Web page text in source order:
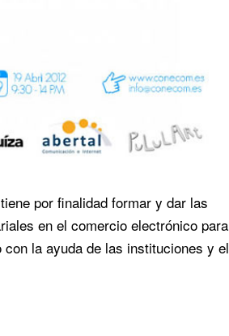
por finalidad formar y dar las
en el comercio electrónico para
la ayuda de las instituciones y el